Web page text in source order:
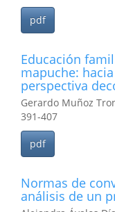
pdf
Educación
mapuche:
perspectiva
Gerardo Muñoz
391-407
pdf
Normas de
análisis de un